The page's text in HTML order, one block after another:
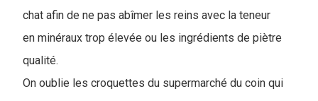
chat afin de ne pas abîmer les reins avec la teneur
en minéraux trop élevée ou les ingrédients de piètre
qualité.
On oublie les croquettes du supermarché du coin qui